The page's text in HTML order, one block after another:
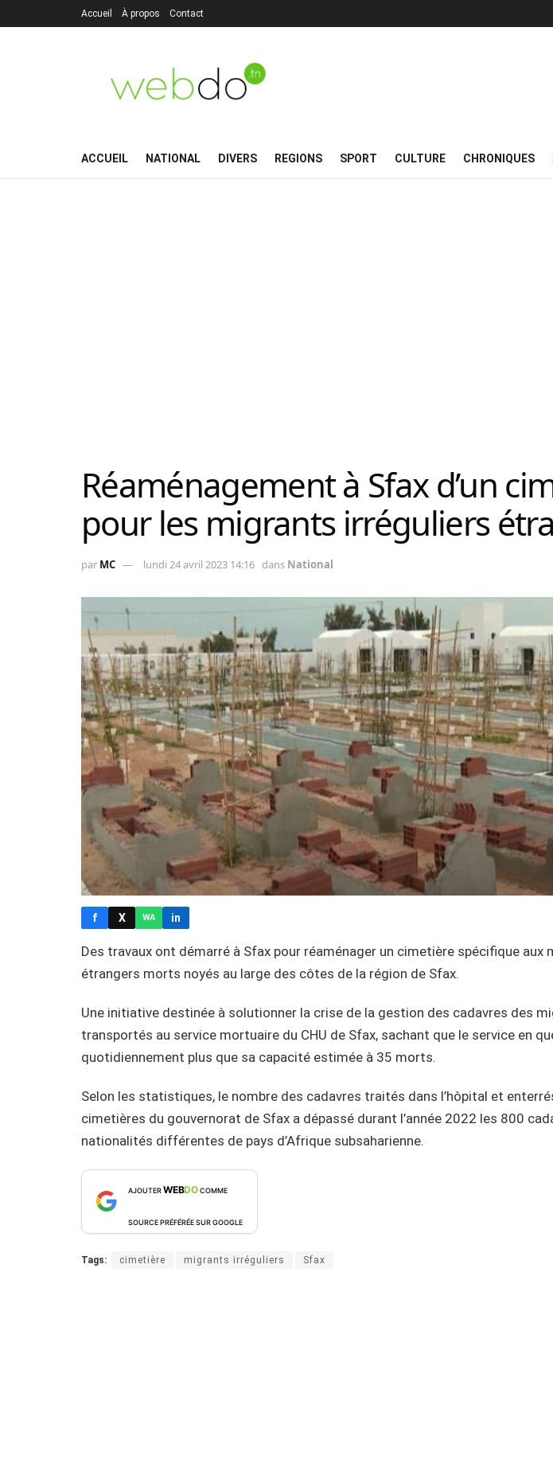
Accueil À propos Contact
ACCUEIL NATIONAL DIVERS REGIONS SPORT CULTURE CHRONIQUES
Réaménagement à Sfax d’un
pour les migrants irréguliers
par MC lundi 24 avril 2023 14:16 dans National
f X WA in
Des travaux ont démarré à Sfax pour réaménager un cimetière spécifique aux
étrangers morts noyés au large des côtes de la région de Sfax.
Une initiative destinée à solutionner la crise de la gestion des cadavres des
transportés au service mortuaire du CHU de Sfax, sachant que le service en
quotidiennement plus que sa capacité estimée à 35 morts.
Selon les statistiques, le nombre des cadavres traités dans l’hôpital et
cimetières du gouvernorat de Sfax a dépassé durant l’année 2022 les 800
nationalités différentes de pays d’Afrique subsaharienne.
AJOUTERWEBDOCOMME
SOURCE PRÉFÉRÉE SUR GOOGLE
Tags: cimetière migrants irréguliers Sfax